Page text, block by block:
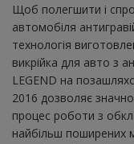
Щоб полегшити і
автомобіля
технологія
викрійка для авто з
LEGEND на
2016 дозволяє
процес роботи з
найбільш поширених